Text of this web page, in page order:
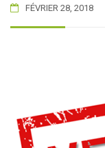
FÉVRIER 28, 2018